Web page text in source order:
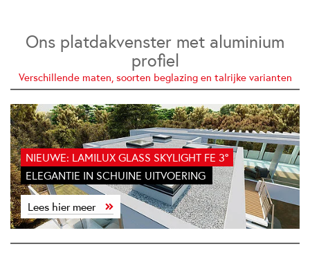
Ons platdakvenster met aluminium
profiel
Verschillende maten, soorten beglazing en talrijke varianten
NIEUWE: LAMILUX GLASS SKYLIGHT FE 3°
ELEGANTIE IN SCHUINE UITVOERING
Lees hier meer